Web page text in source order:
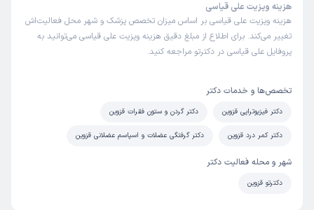
هزینه ویزیت علی قیاسی
هزینه ویزیت علی قیاسی بر اساس میزان تخصص پزشک و شهر محل فعالیت‌اش
تغییر می‌کند. برای اطلاع از مبلغ دقیق هزینه ویزیت علی قیاسی می‌توانید به
پروفایل علی قیاسی در دکترتو مراجعه کنید.
تخصص‌ها و خدمات دکتر
دکتر فیزیوتراپی قزوین دکتر گردن و ستون فقرات قزوین
دکتر کمر درد قزوین دکتر گرفتگی عضلات و اسپاسم عضلانی قزوین
شهر و محله فعالیت دکتر
دکترتو قزوین